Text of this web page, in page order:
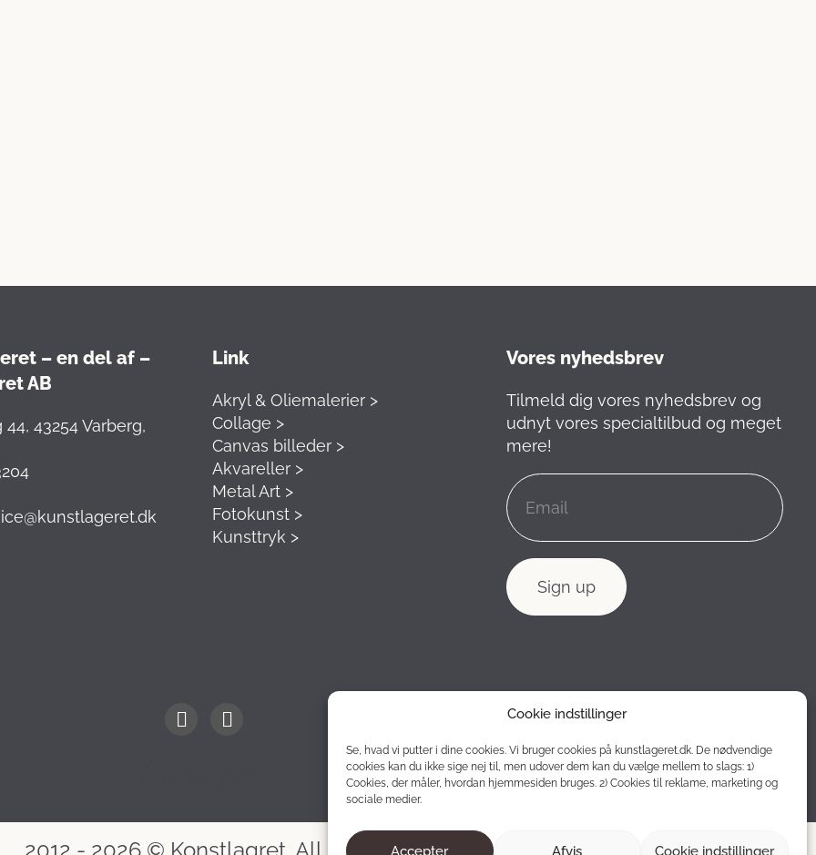
Cookie indstillinger
Se, hvad vi putter i dine cookies. Vi bruger cookies på kunstlageret.dk. De nødvendige
cookies kan du ikke sige nej til, men udover dem kan du vælge mellem to slags: 1)
Cookies, der måler, hvordan hjemmesiden bruges. 2) Cookies til reklame, marketing og
sociale medier.
Accepter Afvis Cookie indstillinger
– en del af –
AB
43254 Varberg,
Link
Akryl & Oliemalerier >
Collage >
Canvas billeder >
Akvareller >
Metal Art >
Fotokunst >
Kunsttryk >
Vores nyhedsbrev
Tilmeld dig vores nyhedsbrev og
udnyt vores specialtilbud og meget
mere!